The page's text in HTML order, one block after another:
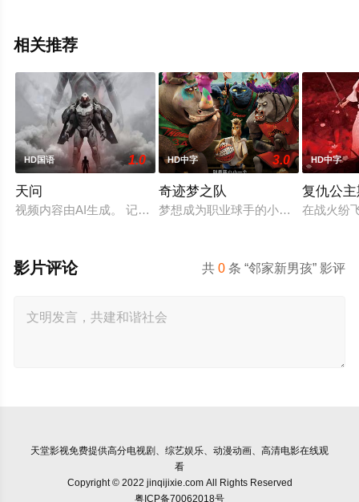
相关推荐
HD国语 1.0
天问
视频内容由AI生成。 记忆是可靠的吗？痛苦是真实的吗？ 凌墨
HD中字 3.0
奇迹梦之队
梦想成为职业球手的小山羊威尔，虽
HD中字
复仇公
在战火纷
共0 条 “邻家新男孩” 影评
影片评论
天堂影视免费提供高分电视剧、综艺娱乐、动漫动画、高清电影在线观
看
Copyright © 2022 jinqijixie.com All Rights Reserved
粤ICP备70062018号